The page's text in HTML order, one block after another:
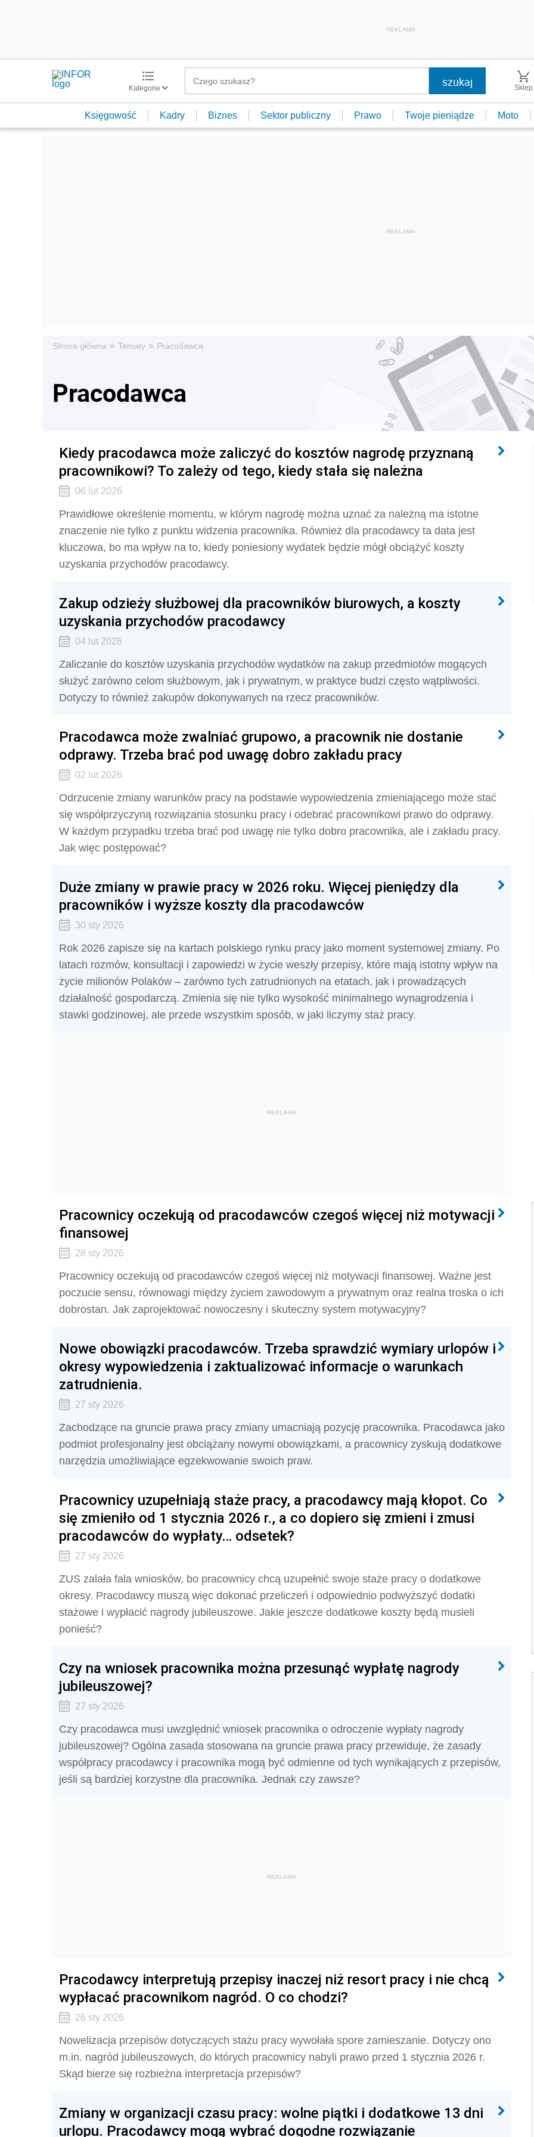
REKLAMA
Kategorie Sklep
Księgowość Kadry Biznes Sektor publiczny Prawo Twoje pieniądze Moto
Strona główna » Tematy » Pracodawca
Pracodawca
Kiedy pracodawca może zaliczyć do kosztów nagrodę przyznaną
pracownikowi? To zależy od tego, kiedy stała się należna
06 lut 2026
Prawidłowe określenie momentu, w którym nagrodę można uznać za należną ma istotne
znaczenie nie tylko z punktu widzenia pracownika. Również dla pracodawcy ta data jest
kluczowa, bo ma wpływ na to, kiedy poniesiony wydatek będzie mógł obciążyć koszty
uzyskania przychodów pracodawcy.
Zakup odzieży służbowej dla pracowników biurowych, a koszty
uzyskania przychodów pracodawcy
04 lut 2026
Zaliczanie do kosztów uzyskania przychodów wydatków na zakup przedmiotów mogących
służyć zarówno celom służbowym, jak i prywatnym, w praktyce budzi często wątpliwości.
Dotyczy to również zakupów dokonywanych na rzecz pracowników.
Pracodawca może zwalniać grupowo, a pracownik nie dostanie
odprawy. Trzeba brać pod uwagę dobro zakładu pracy
02 lut 2026
Odrzucenie zmiany warunków pracy na podstawie wypowiedzenia zmieniającego może stać
się współprzyczyną rozwiązania stosunku pracy i odebrać pracownikowi prawo do odprawy.
W każdym przypadku trzeba brać pod uwagę nie tylko dobro pracownika, ale i zakładu pracy.
Jak więc postępować?
Duże zmiany w prawie pracy w 2026 roku. Więcej pieniędzy dla
pracowników i wyższe koszty dla pracodawców
30 sty 2026
Rok 2026 zapisze się na kartach polskiego rynku pracy jako moment systemowej zmiany. Po
latach rozmów, konsultacji i zapowiedzi w życie weszły przepisy, które mają istotny wpływ na
życie milionów Polaków – zarówno tych zatrudnionych na etatach, jak i prowadzących
działalność gospodarczą. Zmienia się nie tylko wysokość minimalnego wynagrodzenia i
stawki godzinowej, ale przede wszystkim sposób, w jaki liczymy staż pracy.
REKLAMA
Pracownicy oczekują od pracodawców czegoś więcej niż motywacji
finansowej
28 sty 2026
Pracownicy oczekują od pracodawców czegoś więcej niż motywacji finansowej. Ważne jest
poczucie sensu, równowagi między życiem zawodowym a prywatnym oraz realna troska o ich
dobrostan. Jak zaprojektować nowoczesny i skuteczny system motywacyjny?
Nowe obowiązki pracodawców. Trzeba sprawdzić wymiary urlopów i
okresy wypowiedzenia i zaktualizować informacje o warunkach
zatrudnienia.
27 sty 2026
Zachodzące na gruncie prawa pracy zmiany umacniają pozycję pracownika. Pracodawca jako
podmiot profesjonalny jest obciążany nowymi obowiązkami, a pracownicy zyskują dodatkowe
narzędzia umożliwiające egzekwowanie swoich praw.
Pracownicy uzupełniają staże pracy, a pracodawcy mają kłopot. Co
się zmieniło od 1 stycznia 2026 r., a co dopiero się zmieni i zmusi
pracodawców do wypłaty… odsetek?
27 sty 2026
ZUS zalała fala wniosków, bo pracownicy chcą uzupełnić swoje staże pracy o dodatkowe
okresy. Pracodawcy muszą więc dokonać przeliczeń i odpowiednio podwyższyć dodatki
stażowe i wypłacić nagrody jubileuszowe. Jakie jeszcze dodatkowe koszty będą musieli
ponieść?
Czy na wniosek pracownika można przesunąć wypłatę nagrody
jubileuszowej?
27 sty 2026
Czy pracodawca musi uwzględnić wniosek pracownika o odroczenie wypłaty nagrody
jubileuszowej? Ogólna zasada stosowana na gruncie prawa pracy przewiduje, że zasady
współpracy pracodawcy i pracownika mogą być odmienne od tych wynikających z przepisów,
jeśli są bardziej korzystne dla pracownika. Jednak czy zawsze?
REKLAMA
Pracodawcy interpretują przepisy inaczej niż resort pracy i nie chcą
wypłacać pracownikom nagród. O co chodzi?
26 sty 2026
Nowelizacja przepisów dotyczących stażu pracy wywołała spore zamieszanie. Dotyczy ono
m.in. nagród jubileuszowych, do których pracownicy nabyli prawo przed 1 stycznia 2026 r.
Skąd bierze się rozbieżna interpretacja przepisów?
Zmiany w organizacji czasu pracy: wolne piątki i dodatkowe 13 dni
urlopu. Pracodawcy mogą wybrać dogodne rozwiązanie